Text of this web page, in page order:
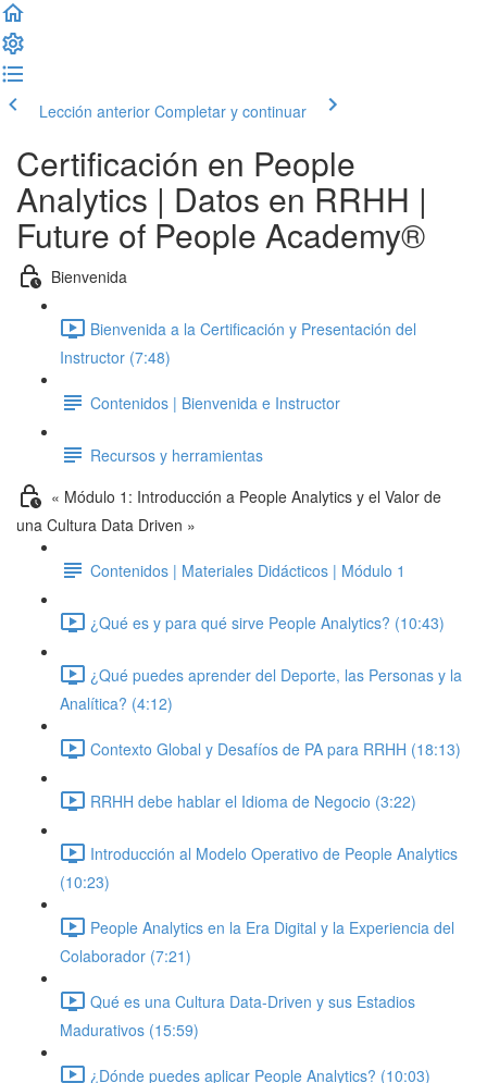
Lección anterior Completar y continuar
Certificación en People
Analytics | Datos en RRHH |
Future of People Academy®
Bienvenida
Bienvenida a la Certificación y Presentación del
Instructor (7:48)
Contenidos | Bienvenida e Instructor
Recursos y herramientas
« Módulo 1: Introducción a People Analytics y el Valor de
una Cultura Data Driven »
Contenidos | Materiales Didácticos | Módulo 1
¿Qué es y para qué sirve People Analytics? (10:43)
¿Qué puedes aprender del Deporte, las Personas y la
Analítica? (4:12)
Contexto Global y Desafíos de PA para RRHH (18:13)
RRHH debe hablar el Idioma de Negocio (3:22)
Introducción al Modelo Operativo de People Analytics
(10:23)
People Analytics en la Era Digital y la Experiencia del
Colaborador (7:21)
Qué es una Cultura Data-Driven y sus Estadios
Madurativos (15:59)
¿Dónde puedes aplicar People Analytics? (10:03)